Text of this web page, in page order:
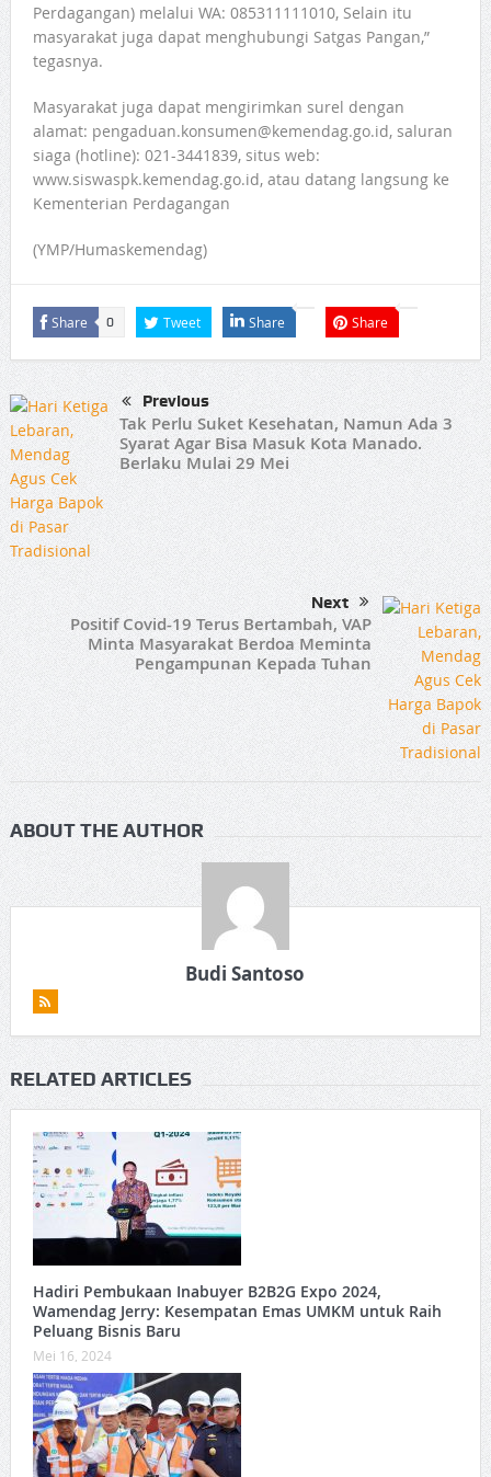
Perdagangan) melalui WA: 085311111010, Selain itu
masyarakat juga dapat menghubungi Satgas Pangan,”
tegasnya.
Masyarakat juga dapat mengirimkan surel dengan
alamat: pengaduan.konsumen@kemendag.go.id, saluran
siaga (hotline): 021-3441839, situs web:
www.siswaspk.kemendag.go.id, atau datang langsung ke
Kementerian Perdagangan
(YMP/Humaskemendag)
Share 0 Tweet Share Share
Previous
Tak Perlu Suket Kesehatan, Namun Ada 3
Syarat Agar Bisa Masuk Kota Manado.
Berlaku Mulai 29 Mei
Next
Positif Covid-19 Terus Bertambah, VAP
Minta Masyarakat Berdoa Meminta
Pengampunan Kepada Tuhan
ABOUT THE AUTHOR
Budi Santoso
RELATED ARTICLES
Hadiri Pembukaan Inabuyer B2B2G Expo 2024,
Wamendag Jerry: Kesempatan Emas UMKM untuk Raih
Peluang Bisnis Baru
Mei 16, 2024